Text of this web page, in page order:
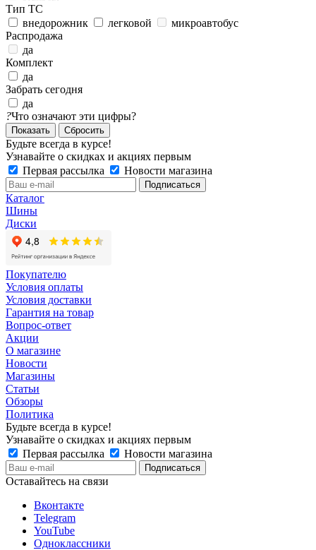
Тип ТС
внедорожник
легковой
микроавтобус
Распродажа
да
Комплект
да
Забрать сегодня
да
?Что означают эти цифры?
Сбросить
Будьте всегда в курсе!
Узнавайте о скидках и акциях первым
Первая рассылка
Новости магазина
Каталог
Шины
Диски
Покупателю
Условия оплаты
Условия доставки
Гарантия на товар
Вопрос-ответ
Акции
О магазине
Новости
Магазины
Статьи
Обзоры
Политика
Будьте всегда в курсе!
Узнавайте о скидках и акциях первым
Первая рассылка
Новости магазина
Оставайтесь на связи
Вконтакте
Telegram
YouTube
Одноклассники